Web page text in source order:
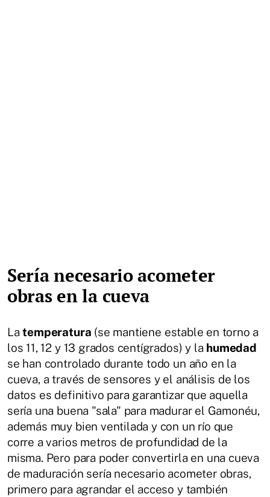
Sería necesario acometer
obras en la cueva
Latemperatura (se mantiene estable en torno a
los 11, 12 y 13 grados centígrados) y la humedad
se han controlado durante todo un año en la
cueva, a través de sensores y el análisis de los
datos es definitivo para garantizar que aquella
sería una buena "sala" para madurar el Gamonéu,
además muy bien ventilada y con un río que
corre a varios metros de profundidad de la
misma. Pero para poder convertirla en una cueva
de maduración sería necesario acometer obras,
primero para agrandar el acceso y también